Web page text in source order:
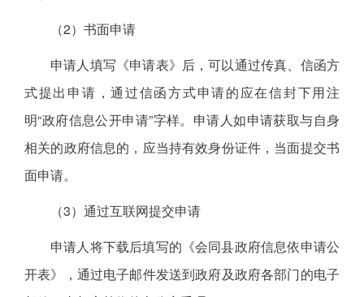
（2）书面申请
申请人填写《申请表》后，可以通过传真、信函方
式提出申请，通过信函方式申请的应在信封下用注
明“政府信息公开申请”字样。申请人如申请获取与自身
相关的政府信息的，应当持有效身份证件，当面提交书
面申请。
（3）通过互联网提交申请
申请人将下载后填写的《会同县政府信息依申请公
开表》，通过电子邮件发送到政府及政府各部门的电子